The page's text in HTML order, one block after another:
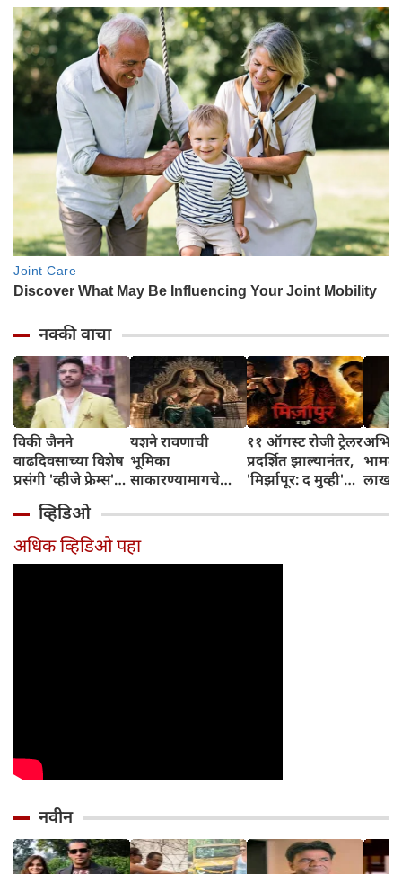
नक्की वाचा
विकी जैनने
वाढदिवसाच्या विशेष
प्रसंगी 'व्हीजे फ्रेम्स'
हाऊसची भव्य
सुरुवात केली
यशने रावणाची
भूमिका
साकारण्यामागचे
११ ऑगस्ट रोजी ट्रेलर
प्रदर्शित झाल्यानंतर,
'मिर्झापूर: द मुव्ही'
प्रमोशन करणार
व्हिडिओ
अधिक व्हिडिओ पहा
नवीन